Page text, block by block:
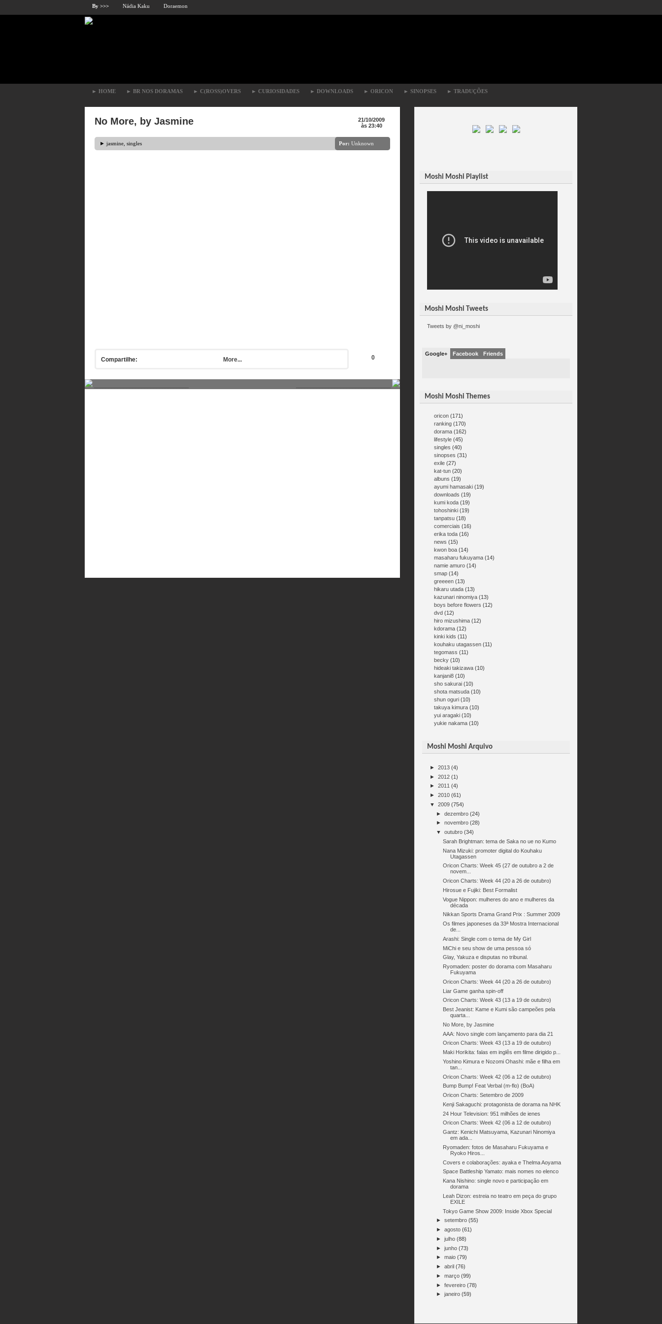
By >>> Nádia Kaku Doraemon
► HOME ► BR NOS DORAMAS ► C(ROSS)OVERS ► CURIOSIDADES ► DOWNLOADS ► ORICON ► SINOPSES ► TRADUÇÕES
No More, by Jasmine
21/10/2009
às 23:40
► jasmine singles Por: Unknown
Compartilhe: More... 0
Moshi Moshi Playlist
Moshi Moshi Tweets
Tweets by @ni_moshi
Google+ Facebook Friends
Moshi Moshi Themes
oricon (171)
ranking (170)
dorama (162)
lifestyle (45)
singles (40)
sinopses (31)
exile (27)
kat-tun (20)
albuns (19)
ayumi hamasaki (19)
downloads (19)
kumi koda (19)
tohoshinki (19)
tanpatsu (18)
comerciais (16)
erika toda (16)
news (15)
kwon boa (14)
masaharu fukuyama (14)
namie amuro (14)
smap (14)
greeeen (13)
hikaru utada (13)
kazunari ninomiya (13)
boys before flowers (12)
dvd (12)
hiro mizushima (12)
kdorama (12)
kinki kids (11)
kouhaku utagassen (11)
tegomass (11)
becky (10)
hideaki takizawa (10)
kanjani8 (10)
sho sakurai (10)
shota matsuda (10)
shun oguri (10)
takuya kimura (10)
yui aragaki (10)
yukie nakama (10)
Moshi Moshi Arquivo
► 2013 (4)
► 2012 (1)
► 2011 (4)
► 2010 (61)
▼ 2009 (754)
►dezembro (24)
►novembro (28)
▼outubro (34)
Sarah Brightman: tema de Saka no ue no Kumo
Nana Mizuki: promoter digital do Kouhaku
Utagassen
Oricon Charts: Week 45 (27 de outubro a 2 de
novem...
Oricon Charts: Week 44 (20 a 26 de outubro)
Hirosue e Fujiki: Best Formalist
Vogue Nippon: mulheres do ano e mulheres da
década
Nikkan Sports Drama Grand Prix : Summer 2009
Os filmes japoneses da 33ª Mostra Internacional
de...
Arashi: Single com o tema de My Girl
MiChi e seu show de uma pessoa só
Glay, Yakuza e disputas no tribunal.
Ryomaden: poster do dorama com Masaharu
Fukuyama
Oricon Charts: Week 44 (20 a 26 de outubro)
Liar Game ganha spin-off
Oricon Charts: Week 43 (13 a 19 de outubro)
Best Jeanist: Kame e Kumi são campeões pela
quarta...
No More, by Jasmine
AAA: Novo single com lançamento para dia 21
Oricon Charts: Week 43 (13 a 19 de outubro)
Maki Horikita: falas em inglês em filme dirigido p...
Yoshino Kimura e Nozomi Ohashi: mãe e filha em
tan...
Oricon Charts: Week 42 (06 a 12 de outubro)
Bump Bump! Feat Verbal (m-flo) (BoA)
Oricon Charts: Setembro de 2009
Kenji Sakaguchi: protagonista de dorama na NHK
24 Hour Television: 951 milhões de ienes
Oricon Charts: Week 42 (06 a 12 de outubro)
Gantz: Kenichi Matsuyama, Kazunari Ninomiya
em ada...
Ryomaden: fotos de Masaharu Fukuyama e
Ryoko Hiros...
Covers e colaborações: ayaka e Thelma Aoyama
Space Battleship Yamato: mais nomes no elenco
Kana Nishino: single novo e participação em
dorama
Leah Dizon: estreia no teatro em peça do grupo
EXILE
Tokyo Game Show 2009: Inside Xbox Special
►setembro (55)
►agosto (61)
►julho (88)
►junho (73)
►maio (79)
►abril (76)
►março (99)
►fevereiro (78)
►janeiro (59)